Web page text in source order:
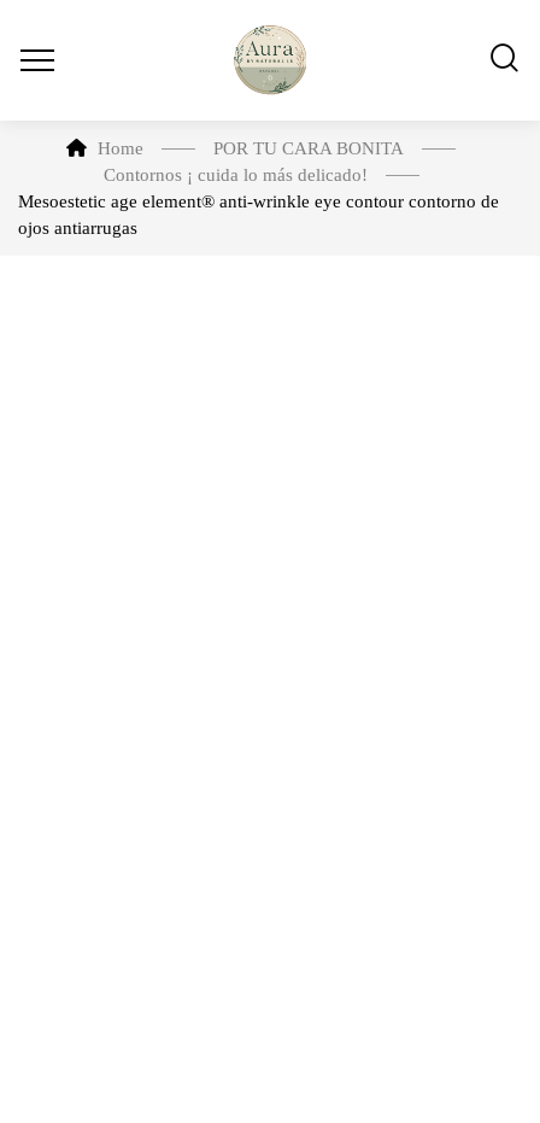
Home
POR TU CARA BONITA
Contornos ¡ cuida lo más delicado!
Mesoestetic age element® anti-wrinkle eye contour contorno de
ojos antiarrugas